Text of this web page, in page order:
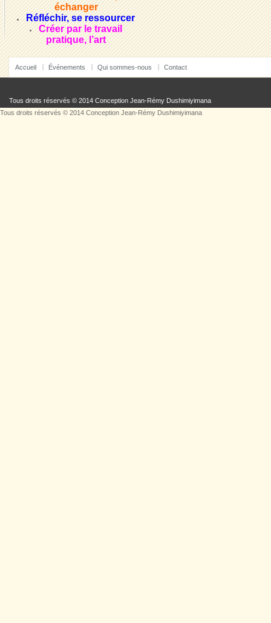
échanger
Réfléchir, se ressourcer
Créer par le travail
pratique, l’art
Accueil Événements Qui sommes-nous Contact
Tous droits réservés © 2014 Conception Jean-Rémy Dushimiyimana
Tous droits réservés © 2014 Conception Jean-Rémy Dushimiyimana